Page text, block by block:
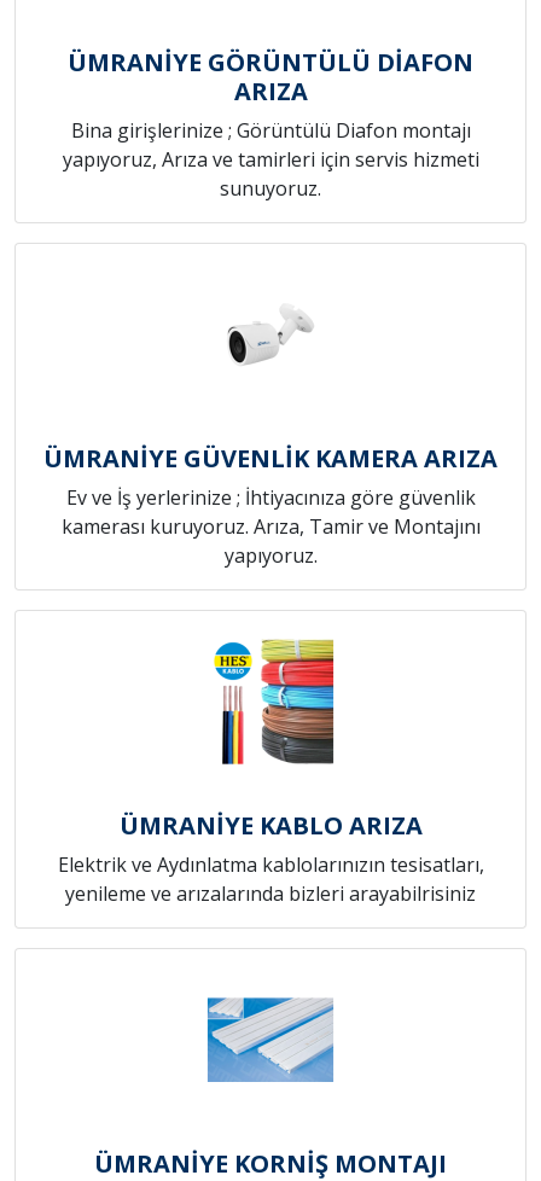
ÜMRANİYE GÖRÜNTÜLÜ DİAFON
ARIZA
Bina girişlerinize ; Görüntülü Diafon montajı
yapıyoruz, Arıza ve tamirleri için servis hizmeti
sunuyoruz.
ÜMRANİYE GÜVENLİK KAMERA ARIZA
Ev ve İş yerlerinize ; İhtiyacınıza göre güvenlik
kamerası kuruyoruz. Arıza, Tamir ve Montajını
yapıyoruz.
ÜMRANİYE KABLO ARIZA
Elektrik ve Aydınlatma kablolarınızın tesisatları,
yenileme ve arızalarında bizleri arayabilrisiniz
ÜMRANİYE KORNİŞ MONTAJI